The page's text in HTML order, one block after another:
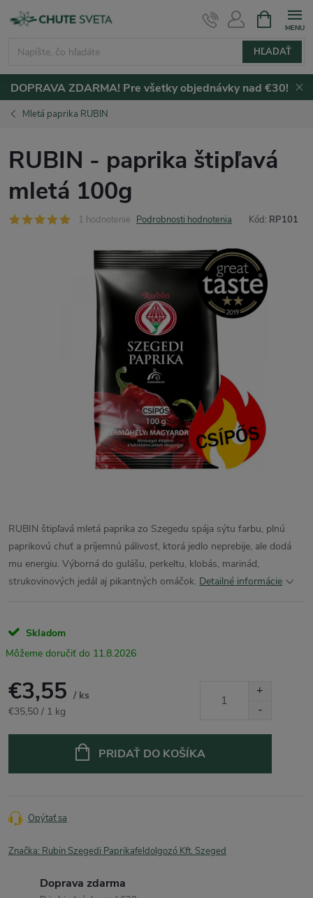
Prejsť
HĽADAŤ
KOŠÍK
DOPRAVA ZDARMA! Pre všetky objednávky nad €30!
Mletá paprika RUBIN
RUBIN - paprika štipľavá
mletá 100g
1 hodnotenie Podrobnosti hodnotenia Kód: RP101
RUBIN štipľavá mletá paprika zo Szegedu spája sýtu farbu, plnú
paprikovú chuť a príjemnú pálivosť, ktorá jedlo neprebije, ale dodá
mu energiu. Výborná do gulášu, perkeltu, klobás, marinád,
strukovinových jedál aj pikantných omáčok. Detailné informácie
Skladom
11.8.2026
€3,55 / ks
Jednotková
€35,50 / 1 kg
PRIDAŤ DO KOŠÍKA
Opýtať sa
Značka: Rubin Szegedi Paprikafeldolgozó Kft. Szeged
Doprava zdarma